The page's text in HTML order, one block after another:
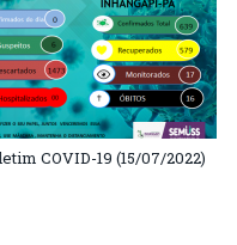
COVID-19 (15/07/2022)